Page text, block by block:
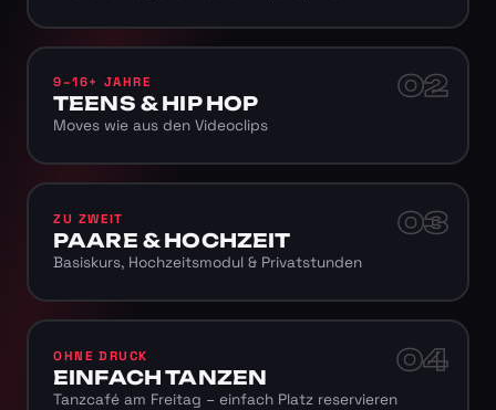
02
9–16+ JAHRE
TEENS & HIP HOP
Moves wie aus den Videoclips
03
ZU ZWEIT
PAARE & HOCHZEIT
Basiskurs, Hochzeitsmodul & Privatstunden
04
OHNE DRUCK
EINFACH TANZEN
Tanzcafé am Freitag – einfach Platz reservieren